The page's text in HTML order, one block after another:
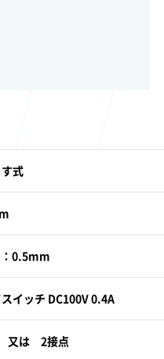
式
0.5mm
イッチ DC100V 0.4A
又は 2接点